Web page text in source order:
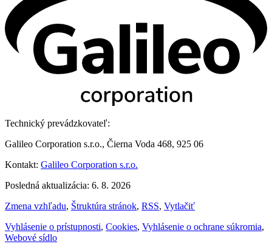
Technický prevádzkovateľ:
Galileo Corporation s.r.o., Čierna Voda 468, 925 06
Kontakt: Galileo Corporation s.r.o.
Posledná aktualizácia: 6. 8. 2026
Zmena vzhľadu, Štruktúra stránok, RSS, Vytlačiť
Vyhlásenie o prístupnosti, Cookies, Vyhlásenie o ochrane súkromia,
Webové sídlo